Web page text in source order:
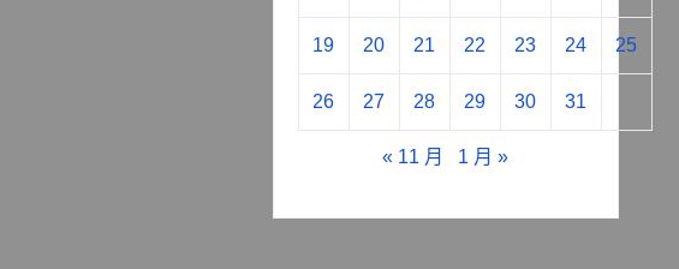
19 20 21 22 23 24 25
26 27 28 29 30 31
« 11 月 1 月 »